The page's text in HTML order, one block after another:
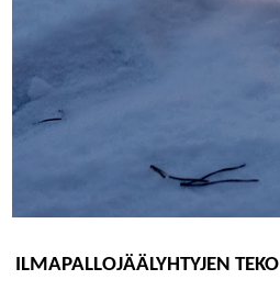
ILMAPALLOJÄÄLYHTYJEN TEKO